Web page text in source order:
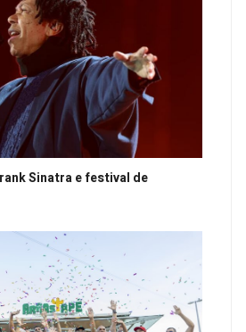
Sinatra e festival de